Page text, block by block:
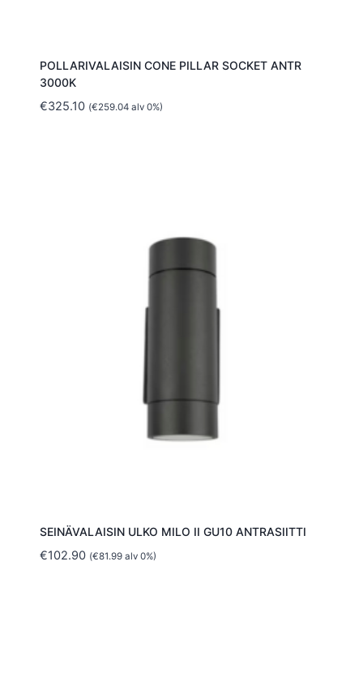
POLLARIVALAISIN CONE PILLAR SOCKET ANTR
3000K
€325.10 (€259.04alv 0%)
SEINÄVALAISIN ULKO MILO II GU10 ANTRASIITTI
€102.90 (€81.99alv 0%)